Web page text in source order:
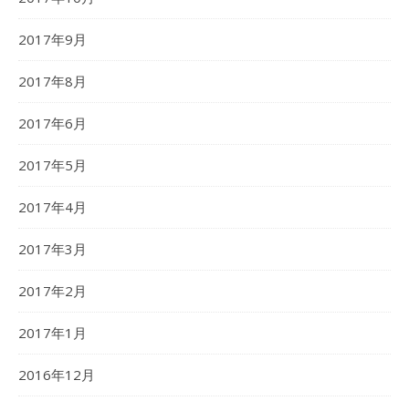
2017年9月
2017年8月
2017年6月
2017年5月
2017年4月
2017年3月
2017年2月
2017年1月
2016年12月